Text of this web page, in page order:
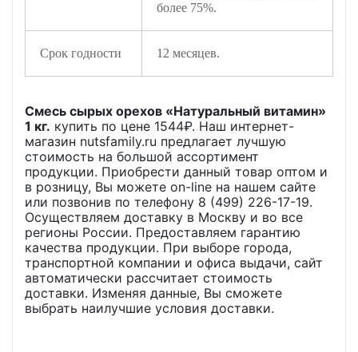
более 75%.
Срок годности 12 месяцев.
Смесь сырых орехов «Натуральный витамин»
1 кг. купить по цене 1544₽. Наш интернет-
магазин nutsfamily.ru предлагает лучшую
стоимость на большой ассортимент
продукции. Приобрести данный товар оптом и
в розницу, Вы можете on-line на нашем сайте
или позвонив по телефону 8 (499) 226-17-19.
Осуществляем доставку в Москву и во все
регионы России. Предоставляем гарантию
качества продукции. При выборе города,
транспортной компании и офиса выдачи, сайт
автоматически рассчитает стоимость
доставки. Изменяя данные, Вы сможете
выбрать наилучшие условия доставки.